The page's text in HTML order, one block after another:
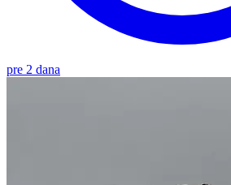
pre 2 dana